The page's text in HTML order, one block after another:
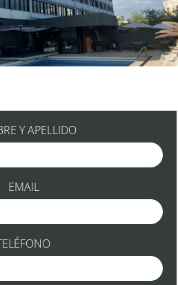
Y APELLIDO
EMAIL